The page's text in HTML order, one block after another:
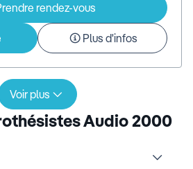
rendez-vous
Plus d'infos
Voir plus
Audio 2000